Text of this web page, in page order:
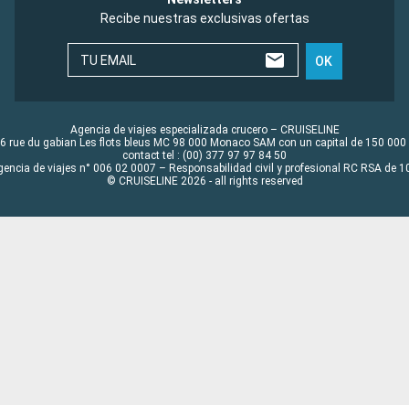
Recibe nuestras exclusivas ofertas
TU EMAIL OK
Agencia de viajes especializada crucero – CRUISELINE
rue du gabian Les flots bleus MC 98 000 Monaco SAM con un capital de 150 000
contact tel : (00) 377 97 97 84 50
de viajes n° 006 02 0007 – Responsabilidad civil y profesional RC RSA de
© CRUISELINE 2026 - all rights reserved